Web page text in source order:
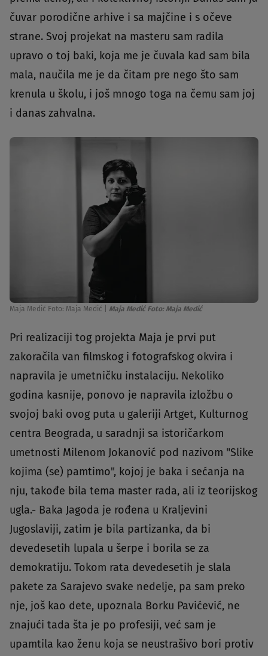
čuvar porodične arhive i sa majčine i s očeve
strane. Svoj projekat na masteru sam radila
upravo o toj baki, koja me je čuvala kad sam bila
mala, naučila me je da čitam pre nego što sam
krenula u školu, i još mnogo toga na čemu sam joj
i danas zahvalna.
Maja Medić Foto: Maja Medić Maja Medić Foto: Maja Medić
Pri realizaciji tog projekta Maja je prvi put
zakoračila van filmskog i fotografskog okvira i
napravila je umetničku instalaciju. Nekoliko
godina kasnije, ponovo je napravila izložbu o
svojoj baki ovog puta u galeriji Artget, Kulturnog
centra Beograda, u saradnji sa istoričarkom
umetnosti Milenom Jokanović pod nazivom "Slike
kojima (se) pamtimo", kojoj je baka i sećanja na
nju, takođe bila tema master rada, ali iz teorijskog
ugla.- Baka Jagoda je rođena u Kraljevini
Jugoslaviji, zatim je bila partizanka, da bi
devedesetih lupala u šerpe i borila se za
demokratiju. Tokom rata devedesetih je slala
pakete za Sarajevo svake nedelje, pa sam preko
nje, još kao dete, upoznala Borku Pavićević, ne
znajući tada šta je po profesiji, već sam je
upamtila kao ženu koja se neustrašivo bori protiv